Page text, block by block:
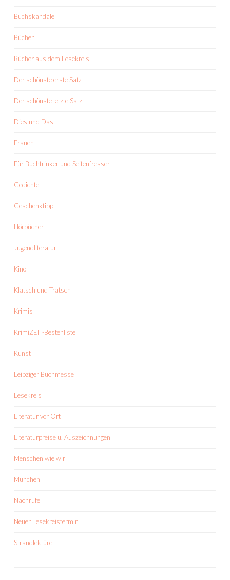
Buchskandale
Bücher
Bücher aus dem Lesekreis
Der schönste erste Satz
Der schönste letzte Satz
Dies und Das
Frauen
Für Buchtrinker und Seitenfresser
Gedichte
Geschenktipp
Hörbücher
Jugendliteratur
Kino
Klatsch und Tratsch
Krimis
KrimiZEIT-Bestenliste
Kunst
Leipziger Buchmesse
Lesekreis
Literatur vor Ort
Literaturpreise u. Auszeichnungen
Menschen wie wir
München
Nachrufe
Neuer Lesekreistermin
Strandlektüre